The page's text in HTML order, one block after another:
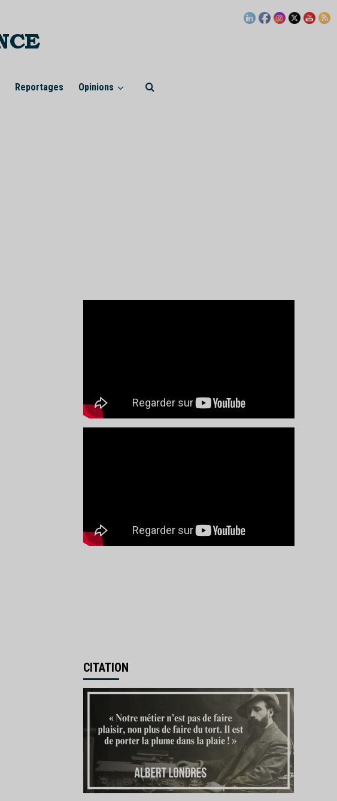
Reportages Opinions
CITATION